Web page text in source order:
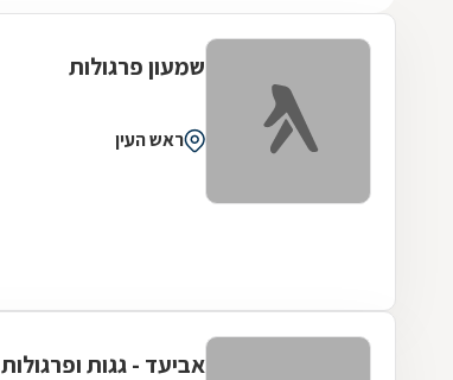
שמעון פרגולות
ראש העין
אביעד - גגות ופרגולות